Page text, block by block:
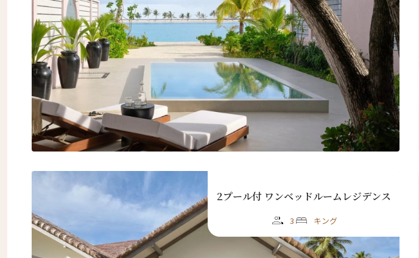
2プール付 ワンベッドルームレジデンス
3 キング
送信